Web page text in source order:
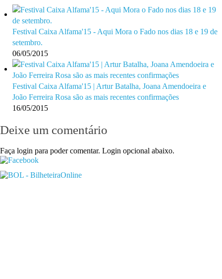
Festival Caixa Alfama'15 - Aqui Mora o Fado nos dias 18 e 19 de
setembro.
06/05/2015
Festival Caixa Alfama'15 | Artur Batalha, Joana Amendoeira e
João Ferreira Rosa são as mais recentes confirmações
16/05/2015
Deixe um comentário
Faça login para poder comentar. Login opcional abaixo.